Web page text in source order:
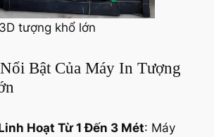
tượng khổ lớn
Bật Của Máy In Tượng
Hoạt Từ 1 Đến 3 Mét: Máy